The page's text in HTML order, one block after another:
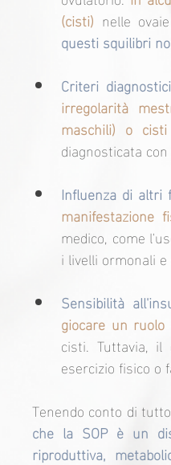
(cisti) nelle
questi squilibri
Criteri
irregolarità
maschili) o
diagnosticata
Influenza di altri
manifestazione
medico, come
i livelli ormonali
Sensibilità
giocare un
cisti. Tuttavia,
esercizio fisico o
Tenendo conto di
che la SOP è un
riproduttiva,